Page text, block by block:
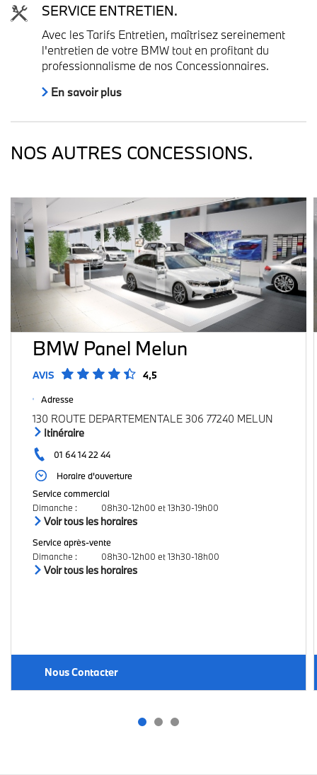
SERVICE ENTRETIEN.
Avec les Tarifs Entretien, maîtrisez sereinement
l'entretien de votre BMW tout en profitant du
professionnalisme de nos Concessionnaires.
En savoir plus
NOS AUTRES CONCESSIONS.
BMW Panel Melun
AVIS 4,5
Adresse
130 ROUTE DEPARTEMENTALE 306 77240 MELUN
Itinéraire
01 64 14 22 44
Horaire d'ouverture
Service commercial
Dimanche : 08h30-12h00 et 13h30-19h00
Voir tous les horaires
Service après-vente
Dimanche : 08h30-12h00 et 13h30-18h00
Voir tous les horaires
Nous Contacter